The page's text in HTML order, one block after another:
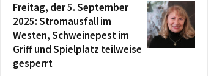
Freitag, der 5. September
2025: Stromausfall im
Westen, Schweinepest im
Griff und Spielplatz teilweise
gesperrt